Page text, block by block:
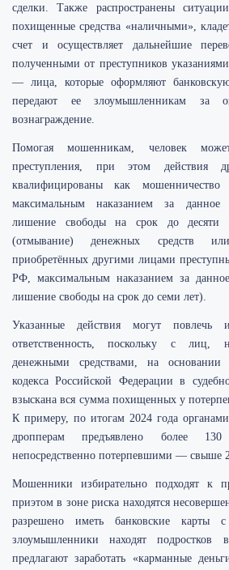
сделки. Также распространены
похищенные средства «наличными»,
счет и осуществляет дальнейшие
полученными от преступников
— лица, которые оформляют
передают ее злоумышленникам за
вознаграждение.
Помогая мошенникам, человек
преступления, при этом действия
квалифицированы как
максимальным наказанием за данное
лишение свободы на срок до десяти
(отмывание) денежных средств
приобретённых другими лицами
РФ, максимальным наказанием за данное
лишение свободы на срок до семи лет).
Указанные действия могут повлечь и
ответственность, поскольку с лиц,
денежными средствами, на основании
кодекса Российской Федерации в
взыскана вся сумма похищенных у
К примеру, по итогам 2024 года
дропперам предъявлено более 130
непосредственно потерпевшими — свыше
Мошенники избирательно подходят к
приэтом в зоне риска находятся
разрешено иметь банковские карты
злоумышленники находят подростков
предлагают заработать «карманные